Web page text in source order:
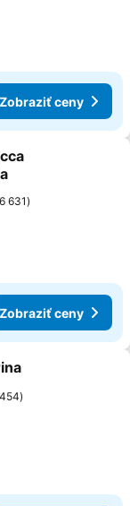
Zobraziť ceny
6 631
Zobraziť ceny
454